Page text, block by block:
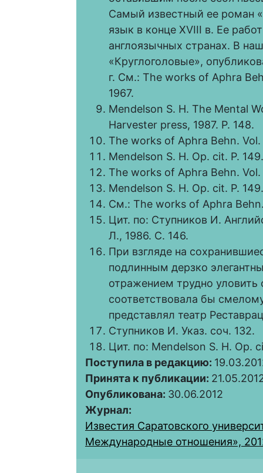
Самый известный ее роман
язык в конце XVIII в. Ее
англоязычных странах. В
«Круглоголовые»,
г. См.: The works of Aphra
1967.
Mendelson S. H. The Mental
Harvester press, 1987. Р. 148.
The works of Aphra Behn. Vol.
Mendelson S. H. Op. cit. Р. 149.
The works of Aphra Behn. Vol.
Mendelson S. H. Op. cit. Р. 149.
См.: The works of Aphra
Цит. по: Ступников И.
Л., 1986. С. 146.
При взгляде на
подлинным дерзко
отражением трудно уловить
соответствовала бы
представлял театр
Ступников И. Указ. соч. 132.
Цит. по: Mendelson S. H. Op.
Поступила в редакцию:
Принята к публикации:
Опубликована: 30.06.2012
Журнал:
Известия Саратовского
Международные отношения»,